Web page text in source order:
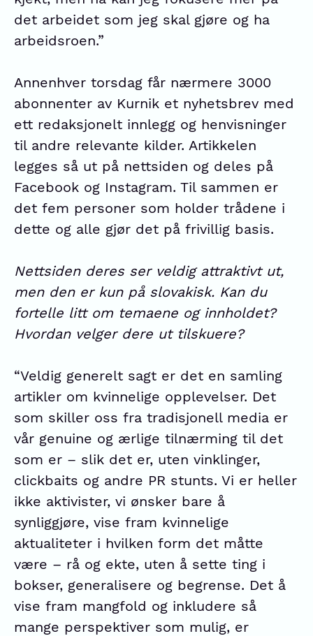
det arbeidet som jeg skal gjøre og ha
arbeidsroen.”
Annenhver torsdag får nærmere 3000
abonnenter av Kurnik et nyhetsbrev med
ett redaksjonelt innlegg og henvisninger
til andre relevante kilder. Artikkelen
legges så ut på nettsiden og deles på
Facebook og Instagram. Til sammen er
det fem personer som holder trådene i
dette og alle gjør det på frivillig basis.
Nettsiden deres ser veldig attraktivt ut,
men den er kun på slovakisk. Kan du
fortelle litt om temaene og innholdet?
Hvordan velger dere ut tilskuere?
“Veldig generelt sagt er det en samling
artikler om kvinnelige opplevelser. Det
som skiller oss fra tradisjonell media er
vår genuine og ærlige tilnærming til det
som er – slik det er, uten vinklinger,
clickbaits og andre PR stunts. Vi er heller
ikke aktivister, vi ønsker bare å
synliggjøre, vise fram kvinnelige
aktualiteter i hvilken form det måtte
være – rå og ekte, uten å sette ting i
bokser, generalisere og begrense. Det å
vise fram mangfold og inkludere så
mange perspektiver som mulig, er